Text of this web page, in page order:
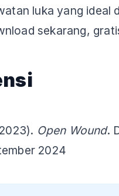
luka yang ideal
sekarang,
Open Wound.
2024